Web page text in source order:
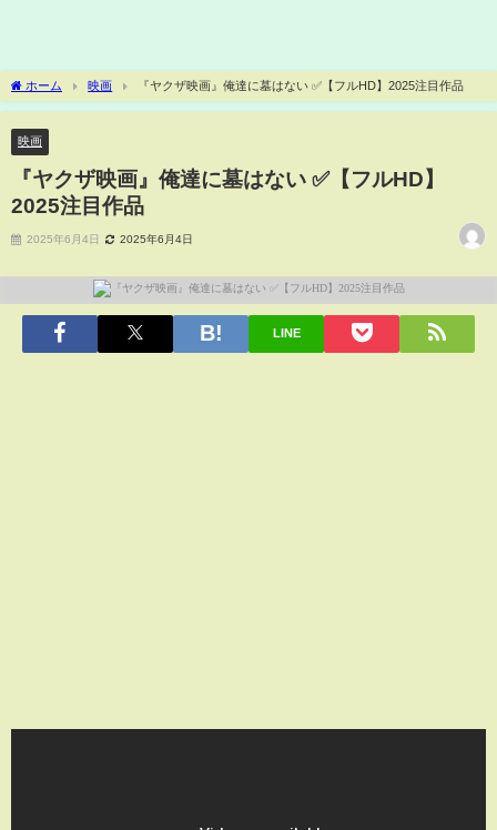
ホーム 映画 『ヤクザ映画』俺達に墓はない ✅【フルHD】2025注目作品
映画
『ヤクザ映画』俺達に墓はない ✅【フルHD】
2025注目作品
2025年6月4日 2025年6月4日
LINE